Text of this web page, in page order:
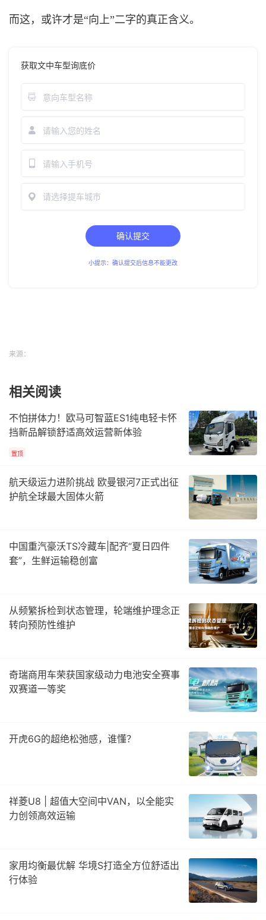
而这，或许才是“向上”二字的真正含义。
获取文中车型询底价
请选择提车城市
确认提交
小提示：确认提交后信息不能更改
来源：
相关阅读
不怕拼体力！欧马可智蓝ES1纯电轻卡怀
挡新品解锁舒适高效运营新体验
置顶
航天级运力进阶挑战 欧曼银河7正式出征
护航全球最大固体火箭
中国重汽豪沃TS冷藏车|配齐“夏日四件
套”，生鲜运输稳创富
从频繁拆检到状态管理，轮端维护理念正
转向预防性维护
奇瑞商用车荣获国家级动力电池安全赛事
双赛道一等奖
开虎6G的超绝松弛感，谁懂？
祥菱U8 | 超值大空间中VAN，以全能实
力创领高效运输
家用均衡最优解 华境S打造全方位舒适出
行体验